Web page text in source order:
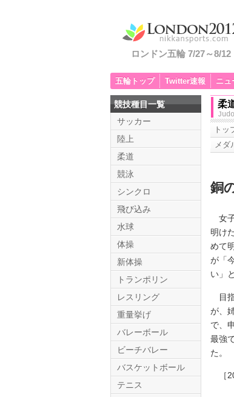
ロンドン五輪 7/27～8/12
五輪トップ Twitter速報 ニュ
柔
Judo
トッ
メダ
銅
女
明け
めて
が「
い」
目
が、
で、
最強
た。
［
競技種目一覧
サッカー
陸上
柔道
競泳
シンクロ
飛び込み
水球
体操
新体操
トランポリン
レスリング
重量挙げ
バレーボール
ビーチバレー
バスケットボール
テニス
Twitter.com